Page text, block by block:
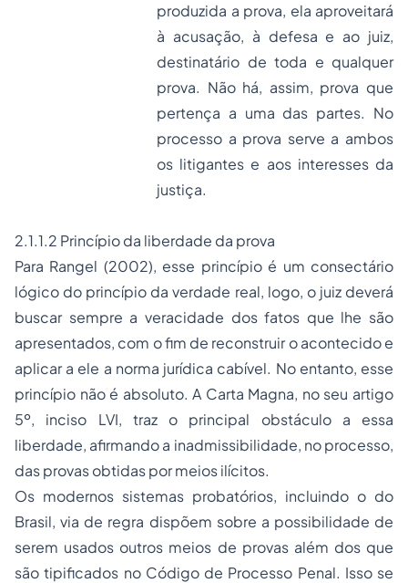
produzida a prova, ela aproveitará
à acusação, à defesa e ao juiz,
destinatário de toda e qualquer
prova. Não há, assim, prova que
pertença a uma das partes. No
processo a prova serve a ambos
os litigantes e aos interesses da
justiça.
2.1.1.2 Princípio da liberdade da prova
Para Rangel (2002), esse princípio é um consectário
lógico do princípio da verdade real, logo, o juiz deverá
buscar sempre a veracidade dos fatos que lhe são
apresentados, com o fim de reconstruir o acontecido e
aplicar a ele a norma jurídica cabível. No entanto, esse
princípio não é absoluto. A Carta Magna, no seu artigo
5º, inciso LVI, traz o principal obstáculo a essa
liberdade, afirmando a inadmissibilidade, no processo,
das provas obtidas por meios ilícitos.
Os modernos sistemas probatórios, incluindo o do
Brasil, via de regra dispõem sobre a possibilidade de
serem usados outros meios de provas além dos que
são tipificados no Código de Processo Penal. Isso se